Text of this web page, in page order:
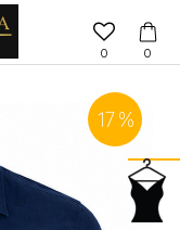
0
0
17 %